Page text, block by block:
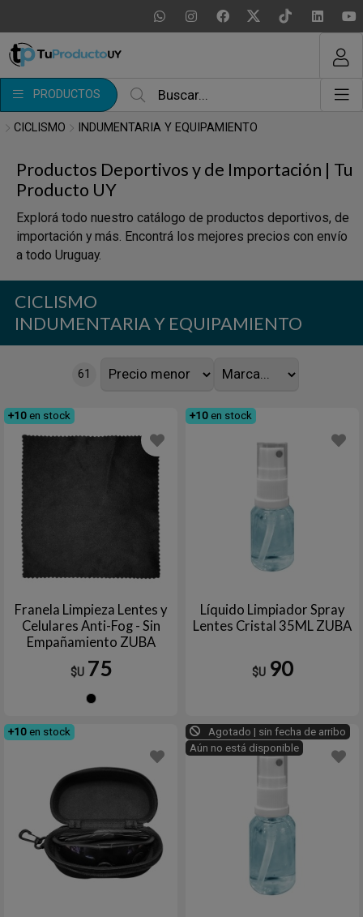
PRODUCTOS
MI COMPRA
CICLISMO INDUMENTARIA Y EQUIPAMIENTO
Productos Deportivos y de Importación | Tu
Producto UY
Explorá todo nuestro catálogo de productos deportivos, de
importación y más. Encontrá los mejores precios con envío
a todo Uruguay.
CICLISMO
INDUMENTARIA Y EQUIPAMIENTO
61
+10 en stock
Franela Limpieza Lentes y
Celulares Anti-Fog - Sin
Empañamiento ZUBA
$U 75
+10 en stock
Líquido Limpiador Spray
Lentes Cristal 35ML ZUBA
$U 90
+10 en stock
Agotado | sin fecha de arribo
Aún no está disponible